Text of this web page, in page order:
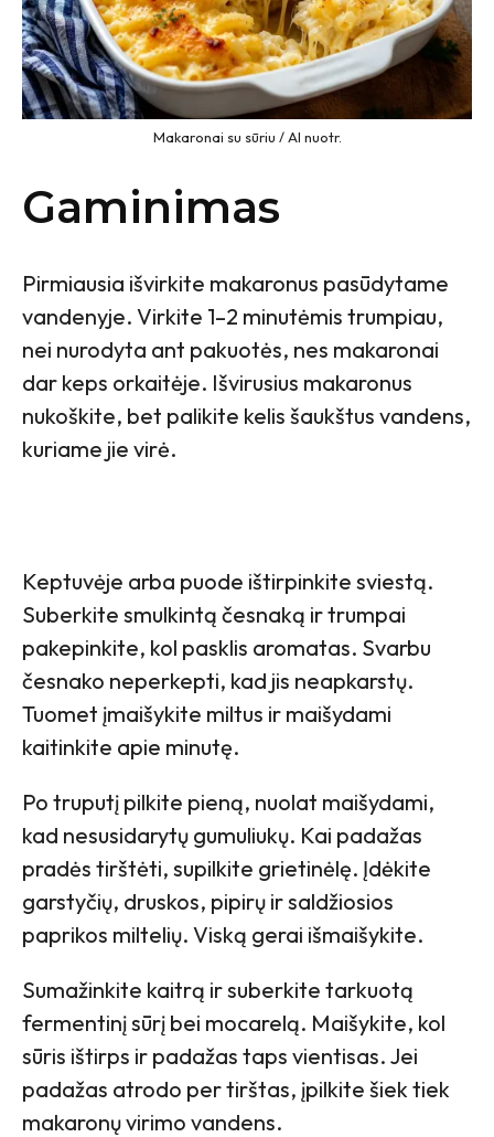
Makaronai su sūriu / AI nuotr.
Gaminimas
Pirmiausia išvirkite makaronus pasūdytame
vandenyje. Virkite 1–2 minutėmis trumpiau,
nei nurodyta ant pakuotės, nes makaronai
dar keps orkaitėje. Išvirusius makaronus
nukoškite, bet palikite kelis šaukštus vandens,
kuriame jie virė.
Keptuvėje arba puode ištirpinkite sviestą.
Suberkite smulkintą česnaką ir trumpai
pakepinkite, kol pasklis aromatas. Svarbu
česnako neperkepti, kad jis neapkarstų.
Tuomet įmaišykite miltus ir maišydami
kaitinkite apie minutę.
Po truputį pilkite pieną, nuolat maišydami,
kad nesusidarytų gumuliukų. Kai padažas
pradės tirštėti, supilkite grietinėlę. Įdėkite
garstyčių, druskos, pipirų ir saldžiosios
paprikos miltelių. Viską gerai išmaišykite.
Sumažinkite kaitrą ir suberkite tarkuotą
fermentinį sūrį bei mocarelą. Maišykite, kol
sūris ištirps ir padažas taps vientisas. Jei
padažas atrodo per tirštas, įpilkite šiek tiek
makaronų virimo vandens.